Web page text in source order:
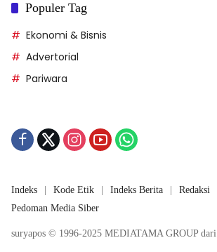
Populer Tag
Ekonomi & Bisnis
Advertorial
Pariwara
Indeks Kode Etik Indeks Berita Redaksi
Pedoman Media Siber
suryapos © 1996-2025 MEDIATAMA GROUP dari